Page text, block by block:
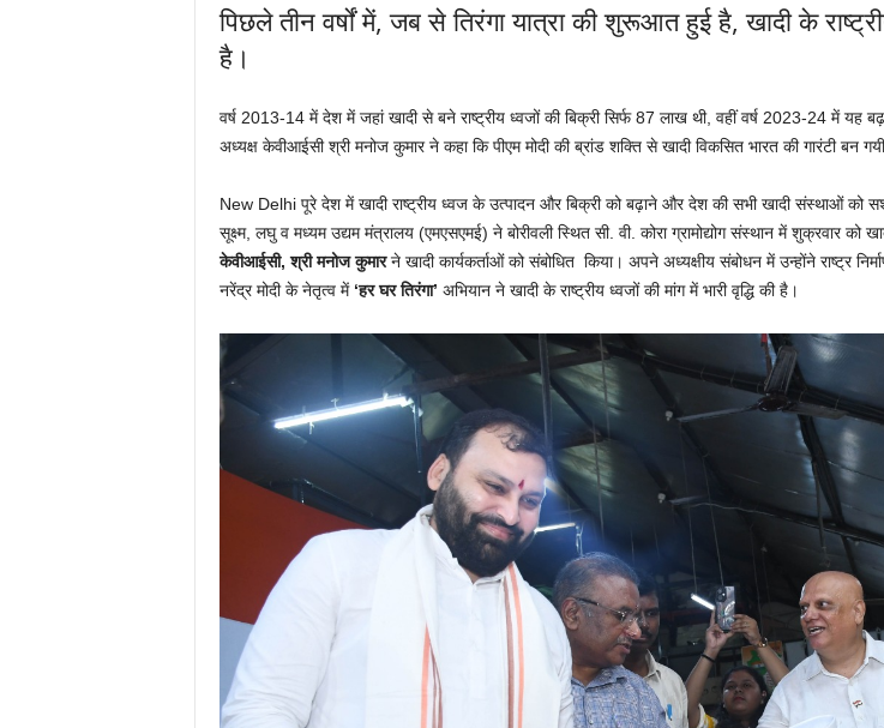
पिछले तीन वर्षों में, जब से तिरंगा यात्रा की शुरूआत हुई है, खादी के
है।
वर्ष 2013-14 में देश में जहां खादी से बने राष्ट्रीय ध्वजों की बिक्री सिर्फ 87 लाख थी, वहीं वर्ष 2023-24 में
अध्यक्ष केवीआईसी श्री मनोज कुमार ने कहा कि पीएम मोदी की ब्रांड शक्ति से खादी विकसित भारत की गारंटी बन
New Delhi पूरे देश में खादी राष्ट्रीय ध्वज के उत्पादन और बिक्री को बढ़ाने और देश की सभी खादी संस्थाओं को
सूक्ष्म, लघु व मध्यम उद्यम मंत्रालय (एमएसएमई) ने बोरीवली स्थित सी. वी. कोरा ग्रामोद्योग संस्थान में शुक्रवार को
केवीआईसी, श्री मनोज कुमारने खादी कार्यकर्ताओं को संबोधित किया। अपने अध्यक्षीय संबोधन में उन्होंने राष्ट्र
नरेंद्र मोदी के नेतृत्व में ‘हर घर तिरंगा’ अभियान ने खादी के राष्ट्रीय ध्वजों की मांग में भारी वृद्धि की है।